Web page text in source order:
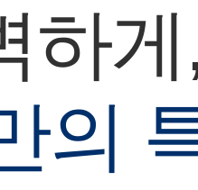
하게
의